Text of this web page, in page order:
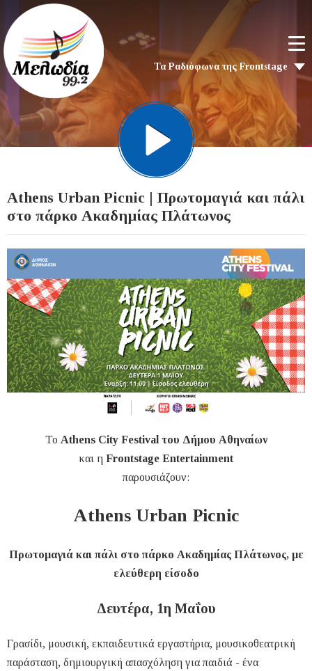
Τα Ραδιόφωνα της Frontstage
Athens Urban Picnic | Πρωτομαγιά και πάλι
στο πάρκο Ακαδημίας Πλάτωνος
Το Athens City Festival του Δήμου Αθηναίων
και η Frontstage Entertainment
παρουσιάζουν:
Athens Urban Picnic
Πρωτομαγιά και πάλι στο πάρκο Ακαδημίας Πλάτωνος, με
ελεύθερη είσοδο
Δευτέρα, 1η Μαΐου
Γρασίδι, μουσική, εκπαιδευτικά εργαστήρια, μουσικοθεατρική
παράσταση, δημιουργική απασχόληση για παιδιά - ένα